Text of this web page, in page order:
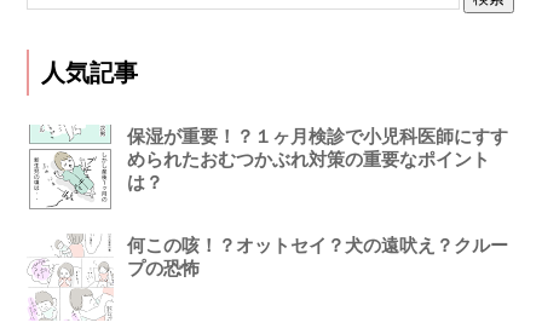
人気記事
保湿が重要！？１ヶ月検診で小児科医師にすす
められたおむつかぶれ対策の重要なポイント
は？
何この咳！？オットセイ？犬の遠吠え？クルー
プの恐怖